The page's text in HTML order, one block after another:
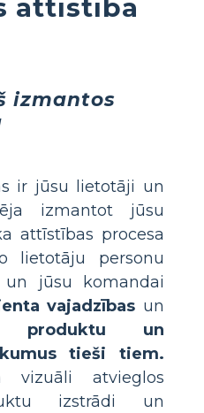
attīstība
izmantos
ir jūsu lietotāji un
izmantot jūsu
attīstības procesa
lietotāju personu
jūsu komandai
vajadzības un
produktu un
tieši tiem.
vizuāli atvieglos
izstrādi un